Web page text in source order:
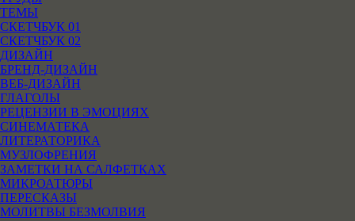
ТЕМЫ
СКЕТЧБУК 01
СКЕТЧБУК 02
ДИЗАЙН
БРЕНД-ДИЗАЙН
ВЕБ-ДИЗАЙН
ГЛАГОЛЫ
РЕЦЕНЗИИ В ЭМОЦИЯХ
СИНЕМАТЕКА
ЛИТЕРАТОРИКА
МУЗЛОФРЕНИЯ
ЗАМЕТКИ НА САЛФЕТКАХ
МИКРОАТЮРЫ
ПЕРЕСКАЗЫ
МОЛИТВЫ БЕЗМОЛВИЯ